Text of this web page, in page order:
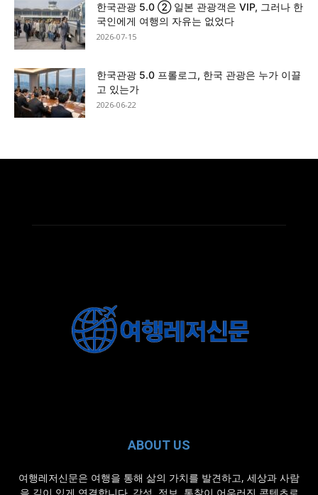
한국관광 5.0 ② 일본 관광객은 VIP, 그러나 한
국인에게 여행의 자유는 없었다
2026-07-15
한국관광 5.0 프롤로그, 한국 관광은 누가 이끌
고 있는가
2026-06-22
ABOUT US
여행레저신문은 여행을 통해 삶의 가치를 발견하고, 세상과 사람
을 깊이 있게 연결합니다. 감성, 정보, 통찰이 어우러진 콘텐츠로